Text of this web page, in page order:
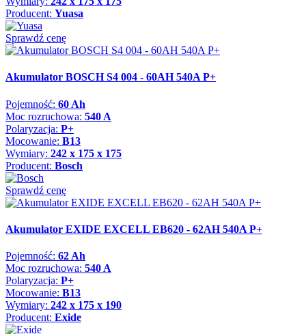
Producent: Yuasa
Sprawdź cenę
Akumulator BOSCH S4 004 - 60AH 540A P+
Pojemność: 60 Ah
Moc rozruchowa: 540 A
Polaryzacja: P+
Mocowanie: B13
Wymiary: 242 x 175 x 175
Producent: Bosch
Sprawdź cenę
Akumulator EXIDE EXCELL EB620 - 62AH 540A P+
Pojemność: 62 Ah
Moc rozruchowa: 540 A
Polaryzacja: P+
Mocowanie: B13
Wymiary: 242 x 175 x 190
Producent: Exide